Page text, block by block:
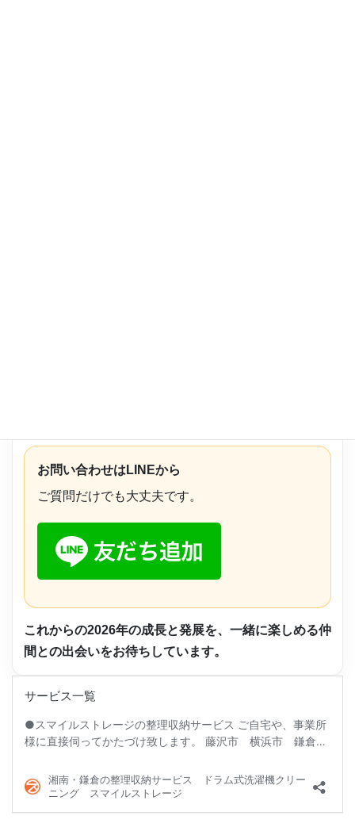
お問い合わせはLINEから
ご質問だけでも大丈夫です。
これからの2026年の成長と発展を、一緒に楽しめる仲
間との出会いをお待ちしています。